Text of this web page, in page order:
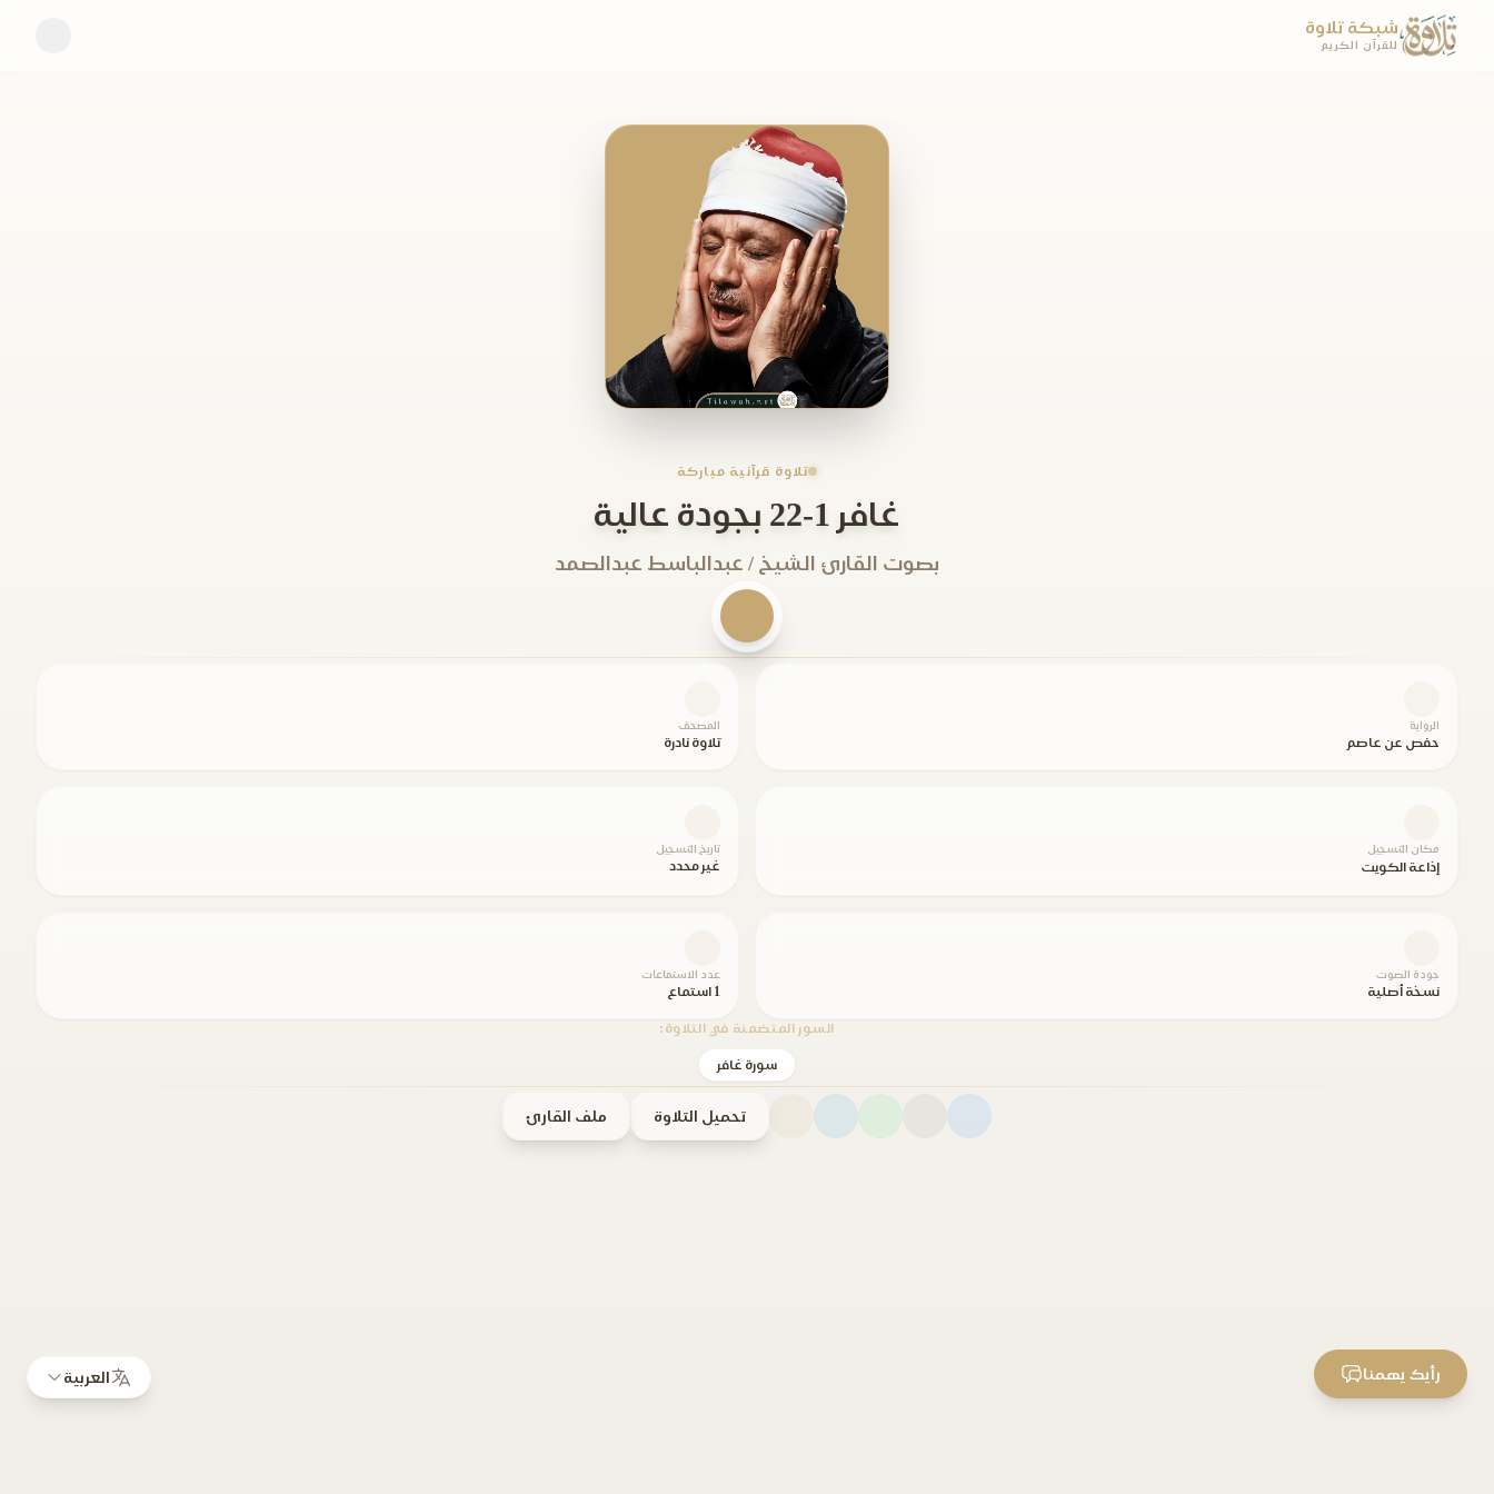
شبكة تلاوة
للقرآن الكريم
تلاوة قرآنية مباركة
غافر 1-22 بجودة عالية
بصوت القارئ الشيخ / عبدالباسط عبدالصمد
الرواية
حفص عن عاصم
المصحف
تلاوة نادرة
مكان التسجيل
إذاعة الكويت
تاريخ التسجيل
غير محدد
جودة الصوت
نسخة أصلية
عدد الاستماعات
1 استماع
السور المتضمنة في التلاوة:
سورة غافر
تحميل التلاوة ملف القارئ
العربية رأيك يهمنا